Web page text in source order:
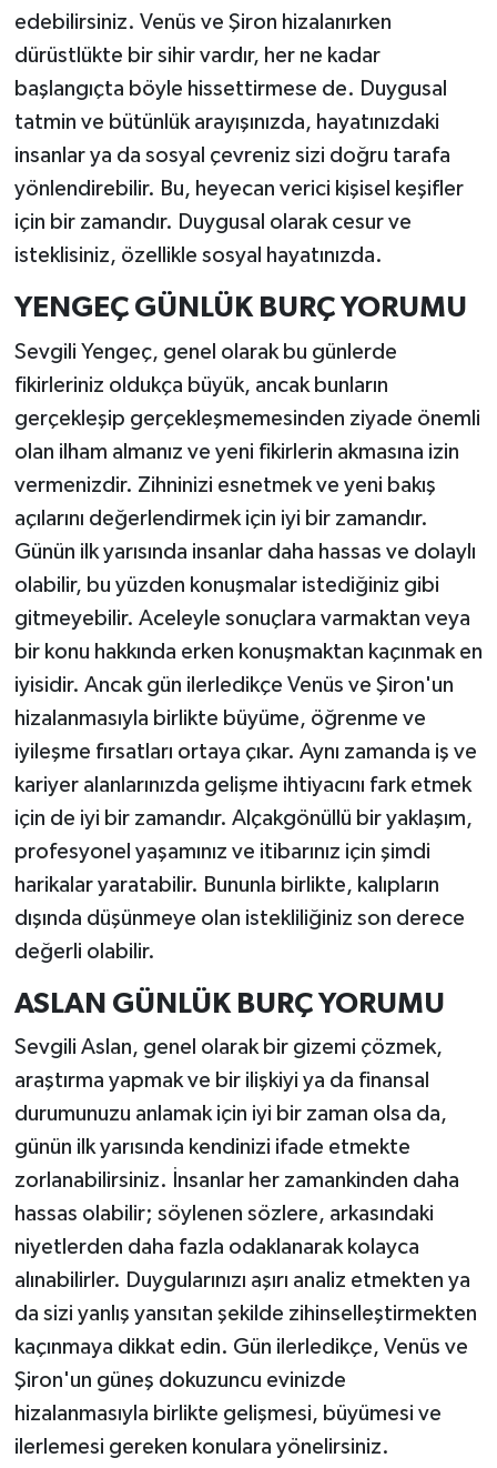
edebilirsiniz. Venüs ve Şiron hizalanırken
dürüstlükte bir sihir vardır, her ne kadar
başlangıçta böyle hissettirmese de. Duygusal
tatmin ve bütünlük arayışınızda, hayatınızdaki
insanlar ya da sosyal çevreniz sizi doğru tarafa
yönlendirebilir. Bu, heyecan verici kişisel keşifler
için bir zamandır. Duygusal olarak cesur ve
isteklisiniz, özellikle sosyal hayatınızda.
YENGEÇ GÜNLÜK BURÇ YORUMU
Sevgili Yengeç, genel olarak bu günlerde
fikirleriniz oldukça büyük, ancak bunların
gerçekleşip gerçekleşmemesinden ziyade önemli
olan ilham almanız ve yeni fikirlerin akmasına izin
vermenizdir. Zihninizi esnetmek ve yeni bakış
açılarını değerlendirmek için iyi bir zamandır.
Günün ilk yarısında insanlar daha hassas ve dolaylı
olabilir, bu yüzden konuşmalar istediğiniz gibi
gitmeyebilir. Aceleyle sonuçlara varmaktan veya
bir konu hakkında erken konuşmaktan kaçınmak en
iyisidir. Ancak gün ilerledikçe Venüs ve Şiron'un
hizalanmasıyla birlikte büyüme, öğrenme ve
iyileşme fırsatları ortaya çıkar. Aynı zamanda iş ve
kariyer alanlarınızda gelişme ihtiyacını fark etmek
için de iyi bir zamandır. Alçakgönüllü bir yaklaşım,
profesyonel yaşamınız ve itibarınız için şimdi
harikalar yaratabilir. Bununla birlikte, kalıpların
dışında düşünmeye olan istekliliğiniz son derece
değerli olabilir.
ASLAN GÜNLÜK BURÇ YORUMU
Sevgili Aslan, genel olarak bir gizemi çözmek,
araştırma yapmak ve bir ilişkiyi ya da finansal
durumunuzu anlamak için iyi bir zaman olsa da,
günün ilk yarısında kendinizi ifade etmekte
zorlanabilirsiniz. İnsanlar her zamankinden daha
hassas olabilir; söylenen sözlere, arkasındaki
niyetlerden daha fazla odaklanarak kolayca
alınabilirler. Duygularınızı aşırı analiz etmekten ya
da sizi yanlış yansıtan şekilde zihinselleştirmekten
kaçınmaya dikkat edin. Gün ilerledikçe, Venüs ve
Şiron'un güneş dokuzuncu evinizde
hizalanmasıyla birlikte gelişmesi, büyümesi ve
ilerlemesi gereken konulara yönelirsiniz.